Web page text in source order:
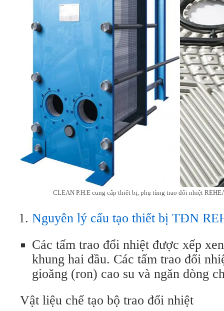
CLEAN P.H.E cung cấp thiết bị, phụ tùng trao đổi nhiệt
Nguyên lý cấu tạo thiết bị TĐN
Các tấm trao đổi nhiệt được xếp
khung hai đầu. Các tấm trao đổi
gioăng (ron) cao su và ngăn dòng
Vật liệu chế tạo bộ trao đổi nhiệt